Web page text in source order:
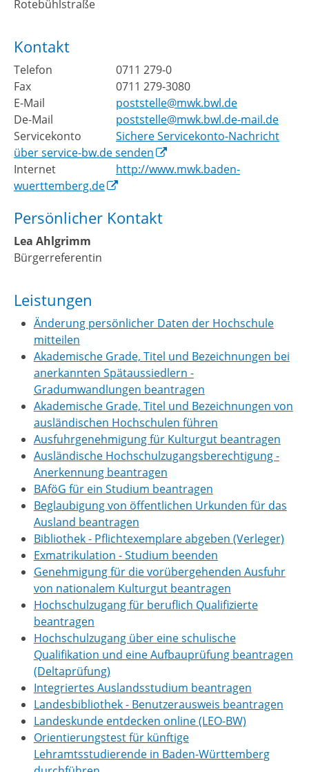
Rotebühlstraße
Kontakt
Telefon
0711 279-0
Fax
0711 279-3080
E-Mail
poststelle@mwk.bwl.de
De-Mail
poststelle@mwk.bwl.de-mail.de
Servicekonto
Sichere Servicekonto-Nachricht
über service-bw.de senden
Internet
http://www.mwk.baden-
wuerttemberg.de
Persönlicher Kontakt
Lea Ahlgrimm
Bürgerreferentin
Leistungen
Änderung persönlicher Daten der Hochschule
mitteilen
Akademische Grade, Titel und Bezeichnungen bei
anerkannten Spätaussiedlern -
Gradumwandlungen beantragen
Akademische Grade, Titel und Bezeichnungen von
ausländischen Hochschulen führen
Ausfuhrgenehmigung für Kulturgut beantragen
Ausländische Hochschulzugangsberechtigung -
Anerkennung beantragen
BAföG für ein Studium beantragen
Beglaubigung von öffentlichen Urkunden für das
Ausland beantragen
Bibliothek - Pflichtexemplare abgeben (Verleger)
Exmatrikulation - Studium beenden
Genehmigung für die vorübergehenden Ausfuhr
von nationalem Kulturgut beantragen
Hochschulzugang für beruflich Qualifizierte
beantragen
Hochschulzugang über eine schulische
Qualifikation und eine Aufbauprüfung beantragen
(Deltaprüfung)
Integriertes Auslandsstudium beantragen
Landesbibliothek - Benutzerausweis beantragen
Landeskunde entdecken online (LEO-BW)
Orientierungstest für künftige
Lehramtsstudierende in Baden-Württemberg